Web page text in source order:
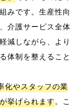
みです。生産性向
介護サービス全体
減しながら、より
体制を整えること
化やスタッフの業
挙げられます。こ